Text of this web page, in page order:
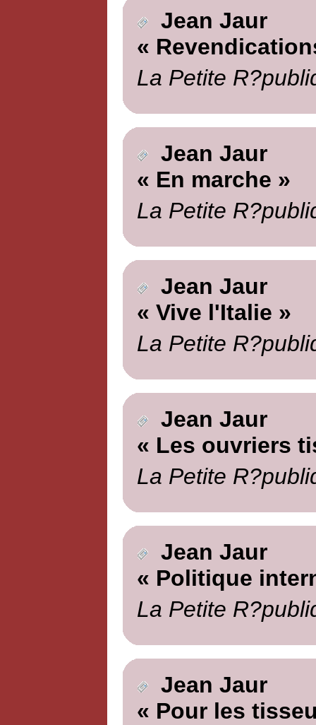
Jean Jaur
«
La Petite
Jean Jaur
« En marche »
La Petite
Jean Jaur
« Vive l'Italie »
La Petite
Jean Jaur
« Les ouvriers
La Petite
Jean Jaur
« Politique
La Petite
Jean Jaur
« Pour les